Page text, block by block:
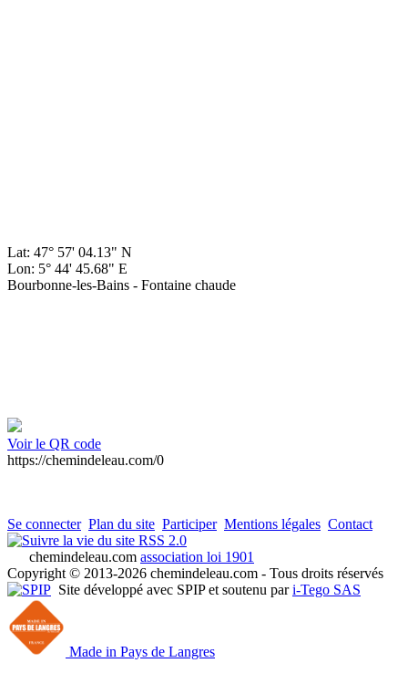
Lat: 47° 57' 04.13" N
Lon: 5° 44' 45.68" E
Bourbonne-les-Bains - Fontaine chaude
Voir le QR code
https://chemindeleau.com/0
Se connecter Plan du site Participer Mentions légales Contact
RSS 2.0
chemindeleau.com association loi 1901
Copyright © 2013-2026 chemindeleau.com - Tous droits réservés
Site développé avec SPIP et soutenu pari-Tego SAS
Made in Pays de Langres